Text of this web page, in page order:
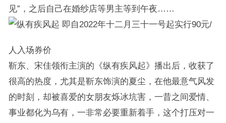
见”，之后自己在婚纱店等男主等到午夜……
即自2022年十二月三十一号起实行90元/
人入场券价
靳东、宋佳领衔主演的《纵有疾风起》播出后，收获了
很高的热度，尤其是靳东饰演的夏尘，在他最意气风发
的时刻，却被喜爱的女朋友烁冰坑害，一昔之间爱情、
事业都化为乌有，一非常必要重新着手，这个打压对一